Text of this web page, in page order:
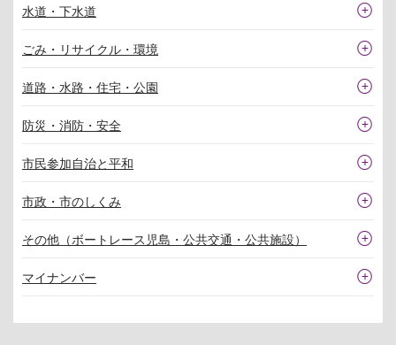
水道・下水道
ごみ・リサイクル・環境
道路・水路・住宅・公園
防災・消防・安全
市民参加自治と平和
市政・市のしくみ
その他（ボートレース児島・公共交通・公共施設）
マイナンバー